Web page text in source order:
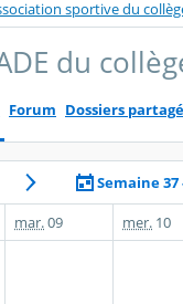
sportive du
du
Forum Dossiers
Semaine 37
mar.09 mer. 10